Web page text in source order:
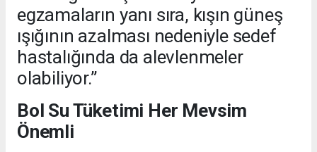
egzamaların yanı sıra, kışın güneş
ışığının azalması nedeniyle sedef
hastalığında da alevlenmeler
olabiliyor.”
Bol Su Tüketimi Her Mevsim
Önemli